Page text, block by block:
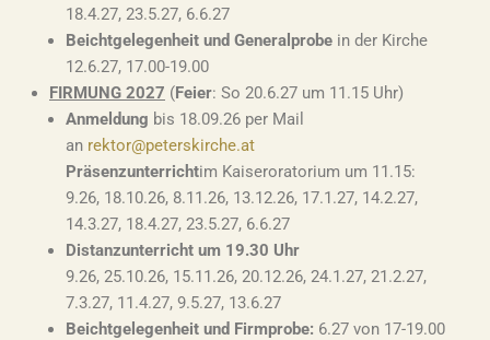
18.4.27, 23.5.27, 6.6.27
Beichtgelegenheit und Generalprobe in der Kirche
12.6.27, 17.00-19.00
FIRMUNG 2027 (Feier: So 20.6.27 um 11.15 Uhr)
Anmeldung bis 18.09.26 per Mail
an rektor@peterskirche.at
Präsenzunterrichtim Kaiseroratorium um 11.15:
9.26, 18.10.26, 8.11.26, 13.12.26, 17.1.27, 14.2.27,
14.3.27, 18.4.27, 23.5.27, 6.6.27
Distanzunterricht um 19.30 Uhr
9.26, 25.10.26, 15.11.26, 20.12.26, 24.1.27, 21.2.27,
7.3.27, 11.4.27, 9.5.27, 13.6.27
Beichtgelegenheit und Firmprobe: 6.27 von 17-19.00